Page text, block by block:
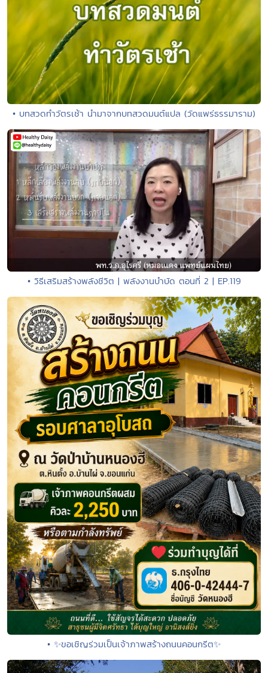
• บทสวดทำวัตรเช้า นำมาจากบทสวดมนต์แปล (วัดแพร่ธรรมาราม)
• วิธีเสริมสร้างพลังชีวิต | พลังงานบำบัด ตอนที่ 2 | EP.119
• ✨ขอเชิญร่วมเป็นเจ้าภาพสร้างถนนคอนกรีต✨